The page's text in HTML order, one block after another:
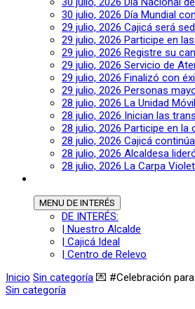
30 julio, 2026 Día Mundial
29 julio, 2026 Cajicá será
29 julio, 2026 Participe en
29 julio, 2026 Registre su
29 julio, 2026 Servicio de
29 julio, 2026 Finalizó con
29 julio, 2026 Personas
28 julio, 2026 La Unidad
28 julio, 2026 Inician las
28 julio, 2026 Participe en la
28 julio, 2026 Cajicá
28 julio, 2026 Alcaldesa
28 julio, 2026 La Carpa
MENU DE INTERÉS
DE INTERÉS:
| Nuestro Alcalde
| Cajicá Ideal
| Centro de Relevo
Inicio Sin categoría 💌 #Celebración
Sin categoría